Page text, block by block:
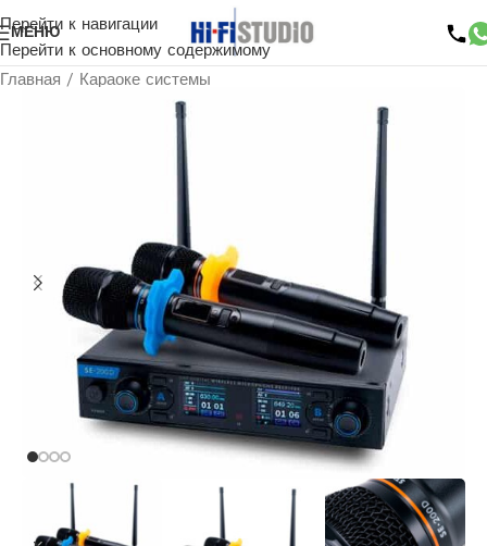
Перейти к навигации
Перейти к основному содержимому
МЕНЮ
Главная / Караоке системы